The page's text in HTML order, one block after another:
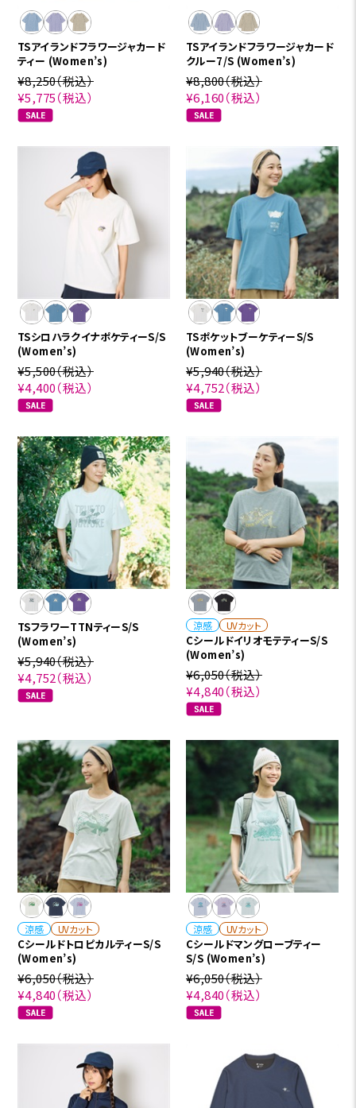
TSアイランドフラワージャカード
ティー (Women’s)
¥8,250（税込）
¥5,775（税込）
TSアイランドフラワージャカード
クルー7/S (Women’s)
¥8,800（税込）
¥6,160（税込）
TSシロハラクイナポケティーS/S
(Women’s)
¥5,500（税込）
¥4,400（税込）
TSポケットブーケティーS/S
(Women’s)
¥5,940（税込）
¥4,752（税込）
TSフラワーTTNティーS/S
(Women’s)
¥5,940（税込）
¥4,752（税込）
涼感 UVカット
CシールドイリオモテティーS/S
(Women’s)
¥6,050（税込）
¥4,840（税込）
涼感 UVカット
CシールドトロピカルティーS/S
(Women’s)
¥6,050（税込）
¥4,840（税込）
涼感 UVカット
Cシールドマングローブティー
S/S (Women’s)
¥6,050（税込）
¥4,840（税込）